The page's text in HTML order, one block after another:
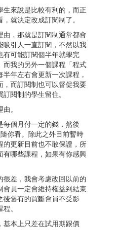
來說是比較有利的，而正
就決定改成訂閱制了。
，那就是訂閱制通常都會
吸引人一直訂閱，不然以我
有可能訂閱個半年就學完
而我的另外一個課程「程式
年左右會更新一次課程，
而訂閱制也可以督促我要
閱制的學生留住。
。
每個月付一定的錢，然後
你看。除此之外目前暫時
更新目前也不敢保證，所
有哪些課程，如果有你感興
差，我會考慮改回以前的
會員一定會維持權益到結束
後舊有的買斷會員不受影
。
基本上只差在試用期跟價